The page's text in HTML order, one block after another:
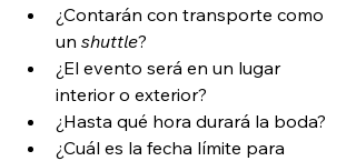
¿Contarán con transporte como
un shuttle?
¿El evento será en un lugar
interior o exterior?
¿Hasta qué hora durará la boda?
¿Cuál es la fecha límite para